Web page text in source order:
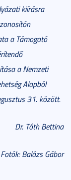
kiírásra
a Támogató
a Nemzeti
Alapból
31. között.
Dr. Tóth Bettina
Fotók: Balázs Gábor